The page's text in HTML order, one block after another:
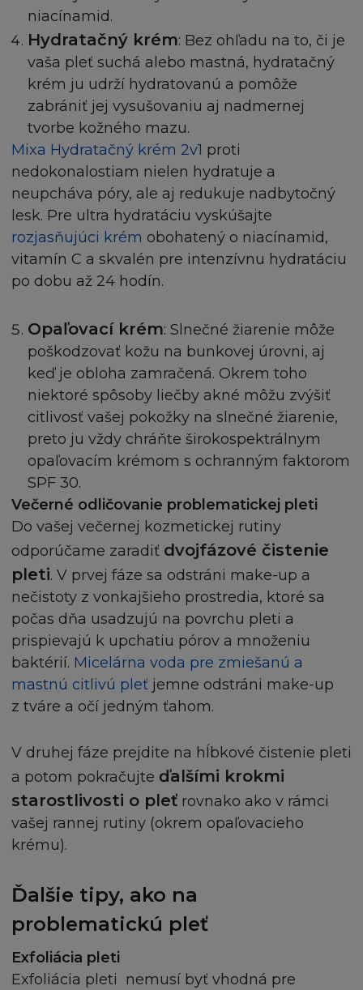
niacínamid.
Hydratačný krém: Bez ohľadu na to, či je
vaša pleť suchá alebo mastná, hydratačný
krém ju udrží hydratovanú a pomôže
zabrániť jej vysušovaniu aj nadmernej
tvorbe kožného mazu.
Mixa Hydratačný krém 2v1 proti
nedokonalostiam nielen hydratuje a
neupcháva póry, ale aj redukuje nadbytočný
lesk. Pre ultra hydratáciu vyskúšajte
rozjasňujúci krém obohatený o niacínamid,
vitamín C a skvalén pre intenzívnu hydratáciu
po dobu až 24 hodín.
Opaľovací krém: Slnečné žiarenie môže
poškodzovať kožu na bunkovej úrovni, aj
keď je obloha zamračená. Okrem toho
niektoré spôsoby liečby akné môžu zvýšiť
citlivosť vašej pokožky na slnečné žiarenie,
preto ju vždy chráňte širokospektrálnym
opaľovacím krémom s ochranným faktorom
SPF 30.
Večerné odličovanie problematickej pleti
Do vašej večernej kozmetickej rutiny
odporúčame zaradiť dvojfázové čistenie
pleti. V prvej fáze sa odstráni make-up a
nečistoty z vonkajšieho prostredia, ktoré sa
počas dňa usadzujú na povrchu pleti a
prispievajú k upchatiu pórov a množeniu
baktérií. Micelárna voda pre zmiešanú a
mastnú citlivú pleť jemne odstráni make-up
z tváre a očí jedným ťahom.
V druhej fáze prejdite na hĺbkové čistenie pleti
a potom pokračujte ďalšími krokmi
starostlivosti o pleť rovnako ako v rámci
vašej rannej rutiny (okrem opaľovacieho
krému).
Ďalšie tipy, ako na
problematickú pleť
Exfoliácia pleti
Exfoliácia pleti nemusí byť vhodná pre